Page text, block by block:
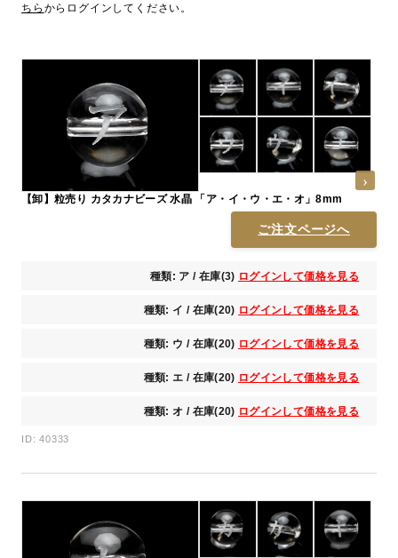
ちら からログインしてください。
【卸】粒売り カタカナビーズ 水晶 「ア・イ・ウ・エ・オ」8mm
ご注文ページへ
種類: ア / 在庫(3) ログインして価格を見る
種類: イ / 在庫(20) ログインして価格を見る
種類: ウ / 在庫(20) ログインして価格を見る
種類: エ / 在庫(20) ログインして価格を見る
種類: オ / 在庫(20) ログインして価格を見る
ID: 40333